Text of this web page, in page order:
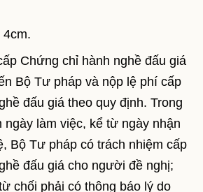
Chứng chỉ hành nghề đấu giá
Bộ Tư pháp và nộp lệ phí cấp
đấu giá theo quy định. Trong
làm việc, kể từ ngày nhận
Bộ Tư pháp có trách nhiệm cấp
đấu giá cho người đề nghị;
chối phải có thông báo lý do